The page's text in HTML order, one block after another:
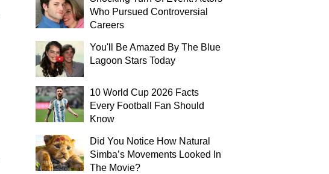
Who Pursued Controversial
Careers
You'll Be Amazed By The Blue
Lagoon Stars Today
10 World Cup 2026 Facts
Every Football Fan Should
Know
Did You Notice How Natural
Simba’s Movements Looked In
The Movie?